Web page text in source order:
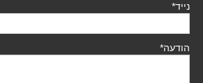
נייד*
הודעה*